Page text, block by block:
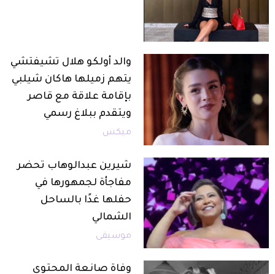
والد أولكو هلال تشيفتشي
يتهم زميلها هاكان شيلبي
بإقامة علاقة مع قاصر
ويتقدم ببلاغ رسمي
ميكس
شيرين عبدالوهاب تحضر
مفاجأة لجمهورها في
حفلها غدًا بالساحل
الشمالي
موسيقى
وفاة صانعة المحتوى